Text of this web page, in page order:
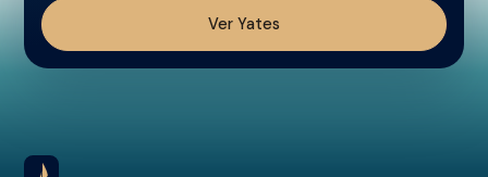
Ver Yates